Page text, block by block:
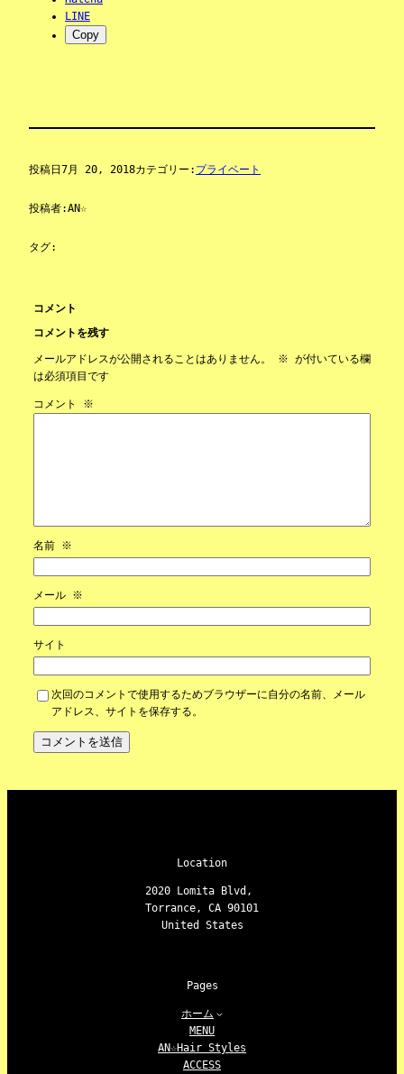
LINE
Copy
投稿日 7月 20, 2018カテゴリー: プライベート
投稿者:AN☆
タグ:
コメント
コメントを残す
メールアドレスが公開されることはありません。 ※ が付いている欄
は必須項目です
コメント ※
名前 ※
メール ※
サイト
次回のコメントで使用するためブラウザーに自分の名前、メール
アドレス、サイトを保存する。
Location
2020 Lomita Blvd,
Torrance, CA 90101
United States
Pages
ホーム
MENU
AN☆Hair Styles
ACCESS